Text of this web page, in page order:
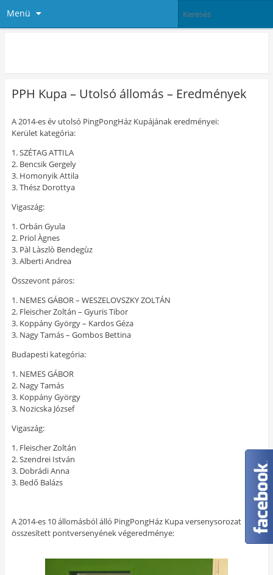
Menü
PPH Kupa – Utolsó állomás – Eredmények
A 2014-es év utolsó PingPongHáz Kupájának eredményei:
Kerület kategória:
1. SZÉTAG ATTILA
2. Bencsik Gergely
3. Homonyik Attila
3. Thész Dorottya
Vigaszág:
1. Orbán Gyula
2. Priol Àgnes
3. Pàl Làszlò Bendegùz
3. Alberti Andrea
Összevont páros:
1. NEMES GÁBOR – WESZELOVSZKY ZOLTÁN
2. Fleischer Zoltán – Gyuris Tibor
3. Koppány György – Kardos Géza
3. Nagy Tamás – Gombos Bettina
Budapesti kategória:
1. NEMES GÁBOR
2. Nagy Tamás
3. Koppány György
3. Nozicska József
Vigaszág:
1. Fleischer Zoltán
2. Szendrei István
3. Dobrádi Anna
3. Bedő Balázs
A 2014-es 10 állomásból álló PingPongHáz Kupa versenysorozat
összesített pontversenyének végeredménye: